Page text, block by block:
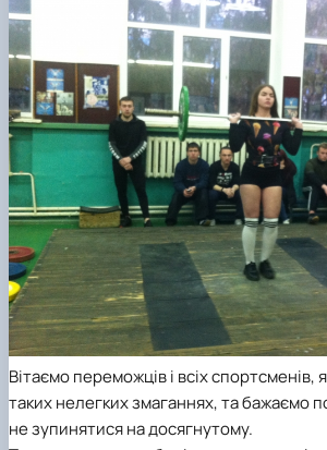
Вітаємо переможців і всіх спортсменів,
таких нелегких змаганнях, та бажаємо
не зупинятися на досягнутому.